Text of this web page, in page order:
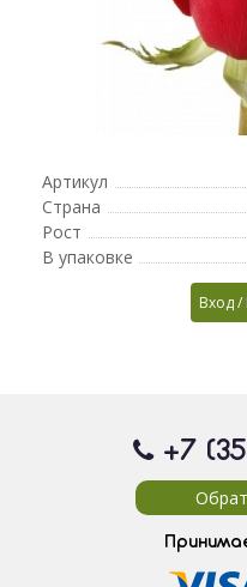
Артикул
Страна
Рост
В упаковке
Вход /
+7